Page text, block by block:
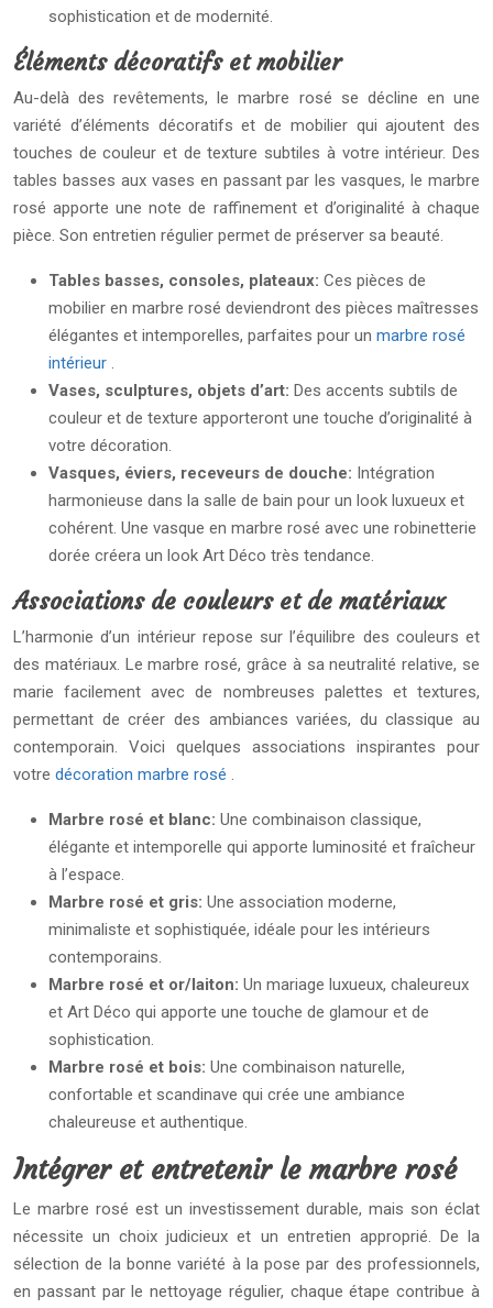
sophistication et de modernité.
Éléments décoratifs et mobilier
Au-delà des revêtements, le marbre rosé se décline en une
variété d’éléments décoratifs et de mobilier qui ajoutent des
touches de couleur et de texture subtiles à votre intérieur. Des
tables basses aux vases en passant par les vasques, le marbre
rosé apporte une note de raffinement et d’originalité à chaque
pièce. Son entretien régulier permet de préserver sa beauté.
Tables basses, consoles, plateaux: Ces pièces de
mobilier en marbre rosé deviendront des pièces maîtresses
élégantes et intemporelles, parfaites pour un marbre rosé
intérieur .
Vases, sculptures, objets d’art: Des accents subtils de
couleur et de texture apporteront une touche d’originalité à
votre décoration.
Vasques, éviers, receveurs de douche: Intégration
harmonieuse dans la salle de bain pour un look luxueux et
cohérent. Une vasque en marbre rosé avec une robinetterie
dorée créera un look Art Déco très tendance.
Associations de couleurs et de matériaux
L’harmonie d’un intérieur repose sur l’équilibre des couleurs et
des matériaux. Le marbre rosé, grâce à sa neutralité relative, se
marie facilement avec de nombreuses palettes et textures,
permettant de créer des ambiances variées, du classique au
contemporain. Voici quelques associations inspirantes pour
votre décoration marbre rosé .
Marbre rosé et blanc: Une combinaison classique,
élégante et intemporelle qui apporte luminosité et fraîcheur
à l’espace.
Marbre rosé et gris: Une association moderne,
minimaliste et sophistiquée, idéale pour les intérieurs
contemporains.
Marbre rosé et or/laiton: Un mariage luxueux, chaleureux
et Art Déco qui apporte une touche de glamour et de
sophistication.
Marbre rosé et bois: Une combinaison naturelle,
confortable et scandinave qui crée une ambiance
chaleureuse et authentique.
Intégrer et entretenir le marbre rosé
Le marbre rosé est un investissement durable, mais son éclat
nécessite un choix judicieux et un entretien approprié. De la
sélection de la bonne variété à la pose par des professionnels,
en passant par le nettoyage régulier, chaque étape contribue à